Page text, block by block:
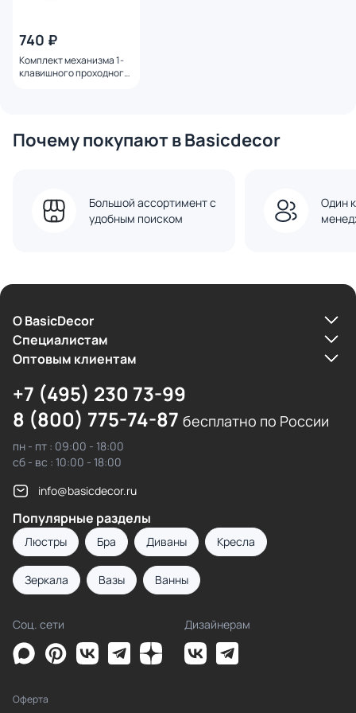
740 ₽
Комплект механизма 1-
клавишного проходного
PRO
Почему покупают в Basicdecor
Большой ассортимент с
удобным поиском
Один
О BasicDecor
Cпециалистам
Оптовым клиентам
+7 (495) 230 73-99
8 (800) 775-74-87 бесплатно по России
пн - пт : 09:00 - 18:00
сб - вс : 10:00 - 18:00
info@basicdecor.ru
Популярные разделы
Люстры Бра Диваны Кресла
Зеркала Вазы Ванны
Соц. сети Дизайнерам
Оферта